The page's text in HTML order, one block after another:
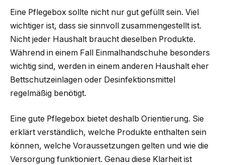
Eine Pflegebox sollte nicht nur gut gefüllt sein. Viel
wichtiger ist, dass sie sinnvoll zusammengestellt ist.
Nicht jeder Haushalt braucht dieselben Produkte.
Während in einem Fall Einmalhandschuhe besonders
wichtig sind, werden in einem anderen Haushalt eher
Bettschutzeinlagen oder Desinfektionsmittel
regelmäßig benötigt.
Eine gute Pflegebox bietet deshalb Orientierung. Sie
erklärt verständlich, welche Produkte enthalten sein
können, welche Voraussetzungen gelten und wie die
Versorgung funktioniert. Genau diese Klarheit ist